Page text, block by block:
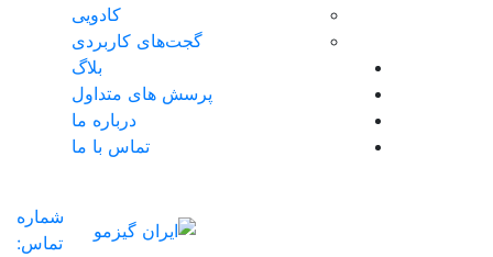
کادویی
گجت‌های کاربردی
بلاگ
پرسش های متداول
درباره ما
تماس با ما
شماره
تماس: